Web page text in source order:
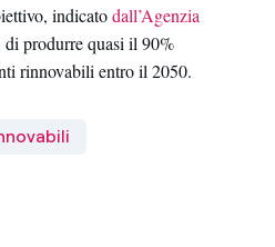
indicatodall’Agenzia
di produrre quasi il 90%
rinnovabili entro il 2050.